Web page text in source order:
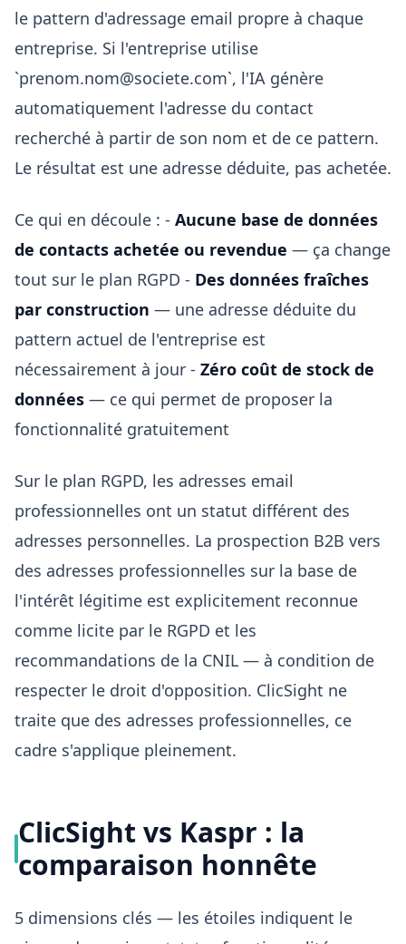
le pattern d'adressage email propre à chaque
entreprise. Si l'entreprise utilise
`prenom.nom@societe.com`, l'IA génère
automatiquement l'adresse du contact
recherché à partir de son nom et de ce pattern.
Le résultat est une adresse déduite, pas achetée.
Ce qui en découle : - Aucune base de données
de contacts achetée ou revendue — ça change
tout sur le plan RGPD - Des données fraîches
par construction — une adresse déduite du
pattern actuel de l'entreprise est
nécessairement à jour - Zéro coût de stock de
données — ce qui permet de proposer la
fonctionnalité gratuitement
Sur le plan RGPD, les adresses email
professionnelles ont un statut différent des
adresses personnelles. La prospection B2B vers
des adresses professionnelles sur la base de
l'intérêt légitime est explicitement reconnue
comme licite par le RGPD et les
recommandations de la CNIL — à condition de
respecter le droit d'opposition. ClicSight ne
traite que des adresses professionnelles, ce
cadre s'applique pleinement.
ClicSight vs Kaspr : la
comparaison honnête
5 dimensions clés — les étoiles indiquent le